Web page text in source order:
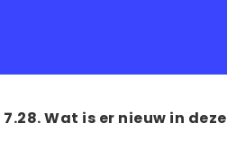
Wat is er nieuw in deze